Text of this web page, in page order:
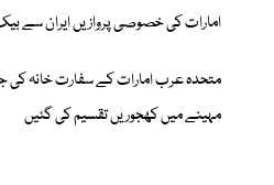
امارات کی خصوصی پروازیں ایران سے
متحدہ عرب امارات کے سفارت خانہ
مہینے میں کھجوریں تقسیم کی گئیں